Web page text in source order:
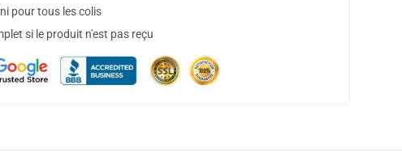
pour tous les colis
si le produit n'est pas reçu